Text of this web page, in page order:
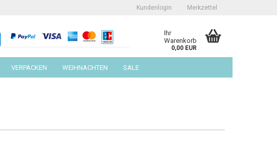
Kundenlogin Merkzettel
Ihr
Warenkorb
0,00 EUR
VERPACKEN WEIHNACHTEN SALE